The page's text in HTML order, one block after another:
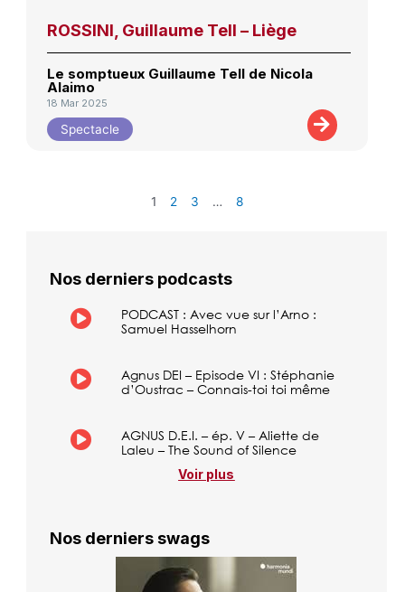
ROSSINI, Guillaume Tell – Liège
Le somptueux Guillaume Tell de Nicola
Alaimo
18 Mar 2025
Spectacle
1 2 3 … 8
Nos derniers podcasts
PODCAST : Avec vue sur l’Arno :
Samuel Hasselhorn
Agnus DEI – Episode VI : Stéphanie
d’Oustrac – Connais-toi toi même
AGNUS D.E.I. – ép. V – Aliette de
Laleu – The Sound of Silence
Voir plus
Nos derniers swags